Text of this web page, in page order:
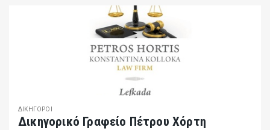
ΔΙΚΗΓΌΡΟΙ
Δικηγορικό Γραφείο Πέτρου Χόρτη